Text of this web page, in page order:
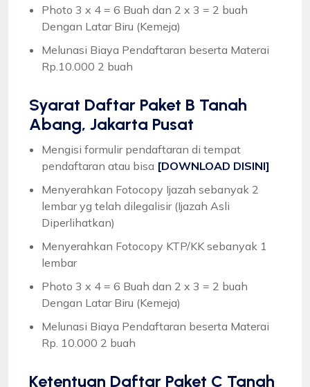
Photo 3 x 4 = 6 Buah dan 2 x 3 = 2 buah
Dengan Latar Biru (Kemeja)
Melunasi Biaya Pendaftaran beserta Materai
Rp.10.000 2 buah
Syarat Daftar Paket B Tanah
Abang, Jakarta Pusat
Mengisi formulir pendaftaran di tempat
pendaftaran atau bisa [DOWNLOAD DISINI]
Menyerahkan Fotocopy Ijazah sebanyak 2
lembar yg telah dilegalisir (Ijazah Asli
Diperlihatkan)
Menyerahkan Fotocopy KTP/KK sebanyak 1
lembar
Photo 3 x 4 = 6 Buah dan 2 x 3 = 2 buah
Dengan Latar Biru (Kemeja)
Melunasi Biaya Pendaftaran beserta Materai
Rp. 10.000 2 buah
Ketentuan Daftar Paket C Tanah